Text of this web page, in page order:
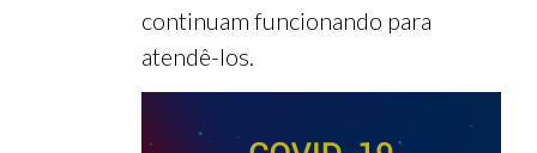
continuam funcionando para
atendê-los.